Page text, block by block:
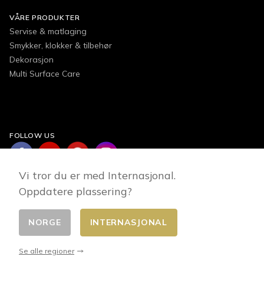
VÅRE PRODUKTER
Servise & matlaging
Smykker, klokker & tilbehør
Dekorasjon
Multi Surface Care
FOLLOW US
Endre land
Vi tror du er med Internasjonal.
Oppdatere plassering?
NORGE INTERNASJONAL
Se alle regioner